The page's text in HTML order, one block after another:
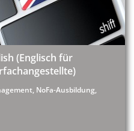
(Englisch für
NoFa-Ausbildung,